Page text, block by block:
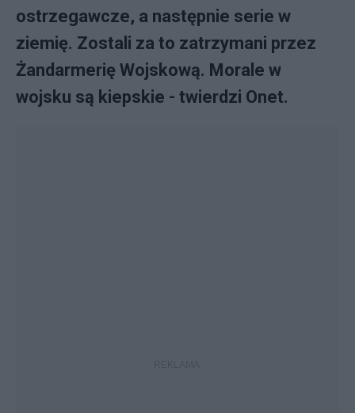
ostrzegawcze, a następnie serie w
ziemię. Zostali za to zatrzymani przez
Żandarmerię Wojskową. Morale w
wojsku są kiepskie - twierdzi Onet.